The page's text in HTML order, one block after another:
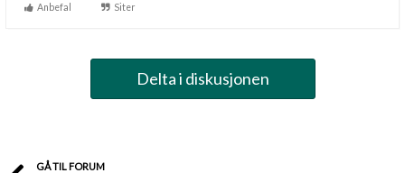
Anbefal Siter
Delta i diskusjonen
GÅ TIL FORUM